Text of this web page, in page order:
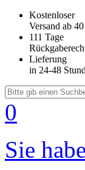
Kostenloser
Versand ab
111 Tage
Lieferung
in 24-48
0
Sie